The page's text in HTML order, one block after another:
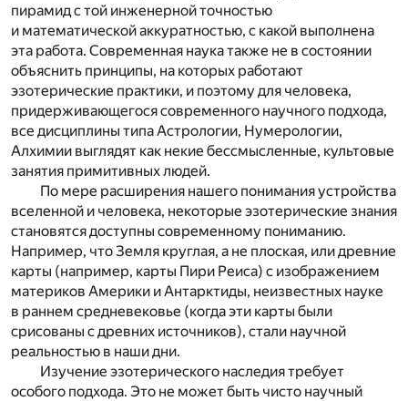
пирамид с той инженерной точностью
и математической аккуратностью, с какой выполнена
эта работа. Современная наука также не в состоянии
объяснить принципы, на которых работают
эзотерические практики, и поэтому для человека,
придерживающегося современного научного подхода,
все дисциплины типа Астрологии, Нумерологии,
Алхимии выглядят как некие бессмысленные, культовые
занятия примитивных людей.
По мере расширения нашего понимания устройства
вселенной и человека, некоторые эзотерические знания
становятся доступны современному пониманию.
Например, что Земля круглая, а не плоская, или древние
карты (например, карты Пири Реиса) с изображением
материков Америки и Антарктиды, неизвестных науке
в раннем средневековье (когда эти карты были
срисованы с древних источников), стали научной
реальностью в наши дни.
Изучение эзотерического наследия требует
особого подхода. Это не может быть чисто научный